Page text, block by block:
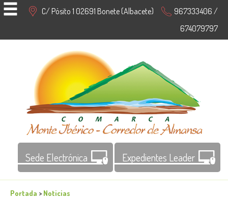
C/ Pósito 1 02691 Bonete (Albacete)
967333406 /
674079797
Sede Electrónica Expedientes Leader
Portada > Noticias